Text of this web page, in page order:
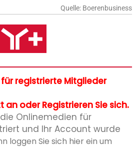
Quelle: Boerenbusiness
registrierte Mitglieder
an oder Registrieren Sie sich.
Onlinemedien für
und Ihr Account wurde
loggen Sie sich hier ein um